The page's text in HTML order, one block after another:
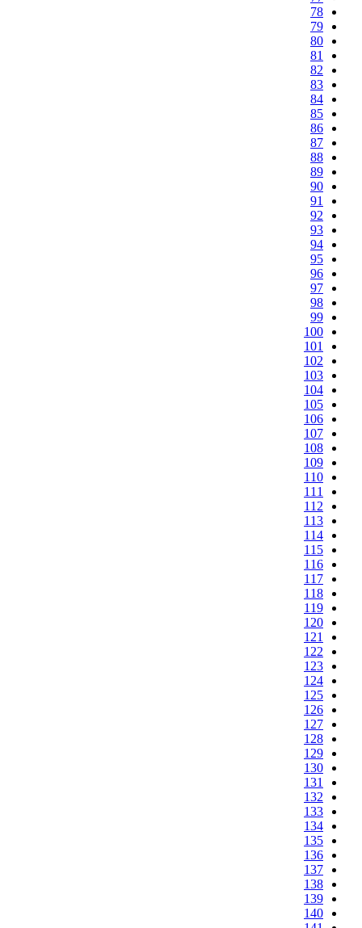
78
79
80
81
82
83
84
85
86
87
88
89
90
91
92
93
94
95
96
97
98
99
100
101
102
103
104
105
106
107
108
109
110
111
112
113
114
115
116
117
118
119
120
121
122
123
124
125
126
127
128
129
130
131
132
133
134
135
136
137
138
139
140